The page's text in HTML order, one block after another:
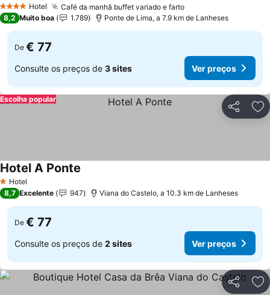
4 EstrelasHotel Café da manhã buffet variado e fartoVer preços
8,2 Muito boa 1.789 Ponte de Lima, a 7.9 km de Lanheses
De € 77
Consulte os preços de 3 sites Ver preços
Partilhar
Escolha popular
1 Estrelas
Hotel
Hotel A Ponte
8,7 Excelente 947 Viana do Castelo, a 10.3 km de Lanheses
De € 77
Consulte os preços de 2 sites Ver preços
Partilhar